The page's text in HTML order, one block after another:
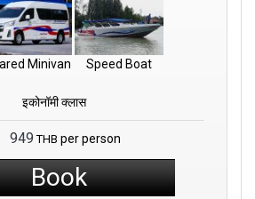
Minivan Speed Boat
इकोनॉमी क्लास
949 THB per person
Book